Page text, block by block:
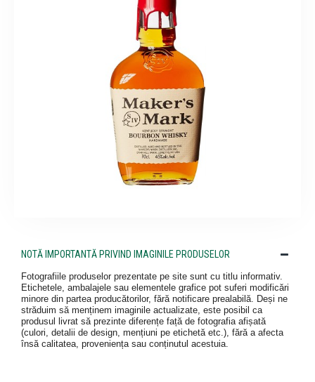
NOTĂ IMPORTANTĂ PRIVIND IMAGINILE PRODUSELOR
Fotografiile produselor prezentate pe site sunt cu titlu informativ.
Etichetele, ambalajele sau elementele grafice pot suferi modificări
minore din partea producătorilor, fără notificare prealabilă. Deși ne
străduim să menținem imaginile actualizate, este posibil ca
produsul livrat să prezinte diferențe față de fotografia afișată
(culori, detalii de design, mențiuni pe etichetă etc.), fără a afecta
însă calitatea, proveniența sau conținutul acestuia.